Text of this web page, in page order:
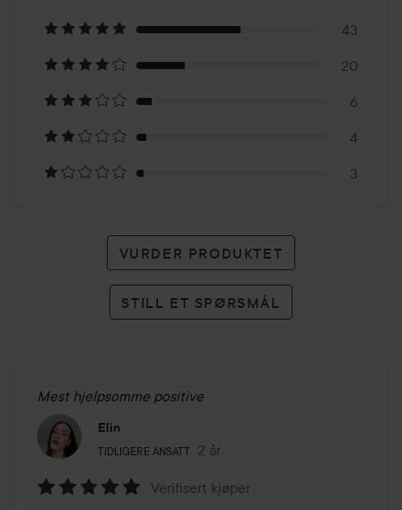
på
76
karakterer
43
20
6
4
3
VURDER PRODUKTET
STILL ET SPØRSMÅL
Mest hjelpsomme positive
Elin
TIDLIGERE ANSATT
Brukerens rolle: Tidligere ansatt.
2 år
Innlegget ble opprettet 2 år
Verifisert kjøper